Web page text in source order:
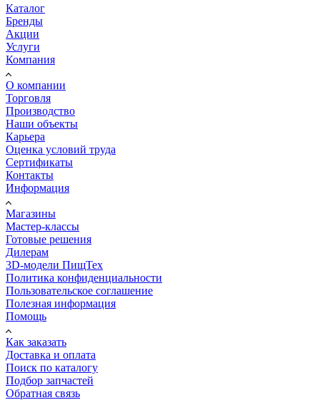
Каталог
Бренды
Акции
Услуги
Компания
О компании
Торговля
Производство
Наши объекты
Карьера
Оценка условий труда
Сертификаты
Контакты
Информация
Магазины
Мастер-классы
Готовые решения
Дилерам
3D-модели ПищТех
Политика конфиденциальности
Пользовательское соглашение
Полезная информация
Помощь
Как заказать
Доставка и оплата
Поиск по каталогу
Подбор запчастей
Обратная связь